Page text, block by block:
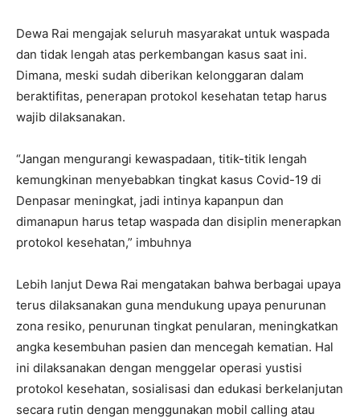
Dewa Rai mengajak seluruh masyarakat untuk waspada
dan tidak lengah atas perkembangan kasus saat ini.
Dimana, meski sudah diberikan kelonggaran dalam
beraktifitas, penerapan protokol kesehatan tetap harus
wajib dilaksanakan.
“Jangan mengurangi kewaspadaan, titik-titik lengah
kemungkinan menyebabkan tingkat kasus Covid-19 di
Denpasar meningkat, jadi intinya kapanpun dan
dimanapun harus tetap waspada dan disiplin menerapkan
protokol kesehatan,” imbuhnya
Lebih lanjut Dewa Rai mengatakan bahwa berbagai upaya
terus dilaksanakan guna mendukung upaya penurunan
zona resiko, penurunan tingkat penularan, meningkatkan
angka kesembuhan pasien dan mencegah kematian. Hal
ini dilaksanakan dengan menggelar operasi yustisi
protokol kesehatan, sosialisasi dan edukasi berkelanjutan
secara rutin dengan menggunakan mobil calling atau